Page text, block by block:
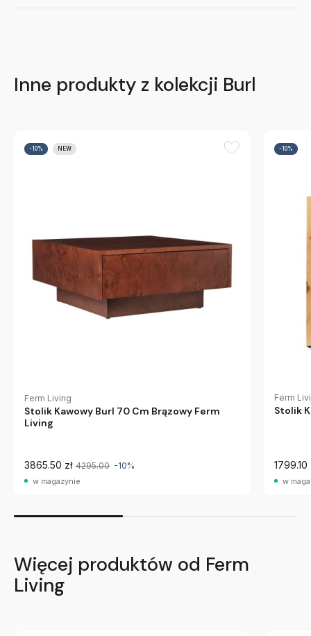
Inne produkty z kolekcji Burl
-10% NEW
Ferm Living
Stolik Kawowy Burl 70 Cm Brązowy Ferm
Living
3865.50 zł 4295.00 -10%
w magazynie
-10%
Ferm
Stolik
1799.10
w
Więcej produktów od Ferm
Living